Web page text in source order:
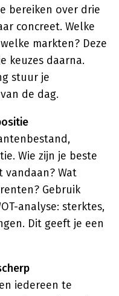
bereiken over drie
concreet. Welke
markten? Deze
keuzes daarna.
stuur je
de dag.
Wie zijn je beste
vandaan? Wat
Gebruik
analyse: sterktes,
Dit geeft je een
iedereen te